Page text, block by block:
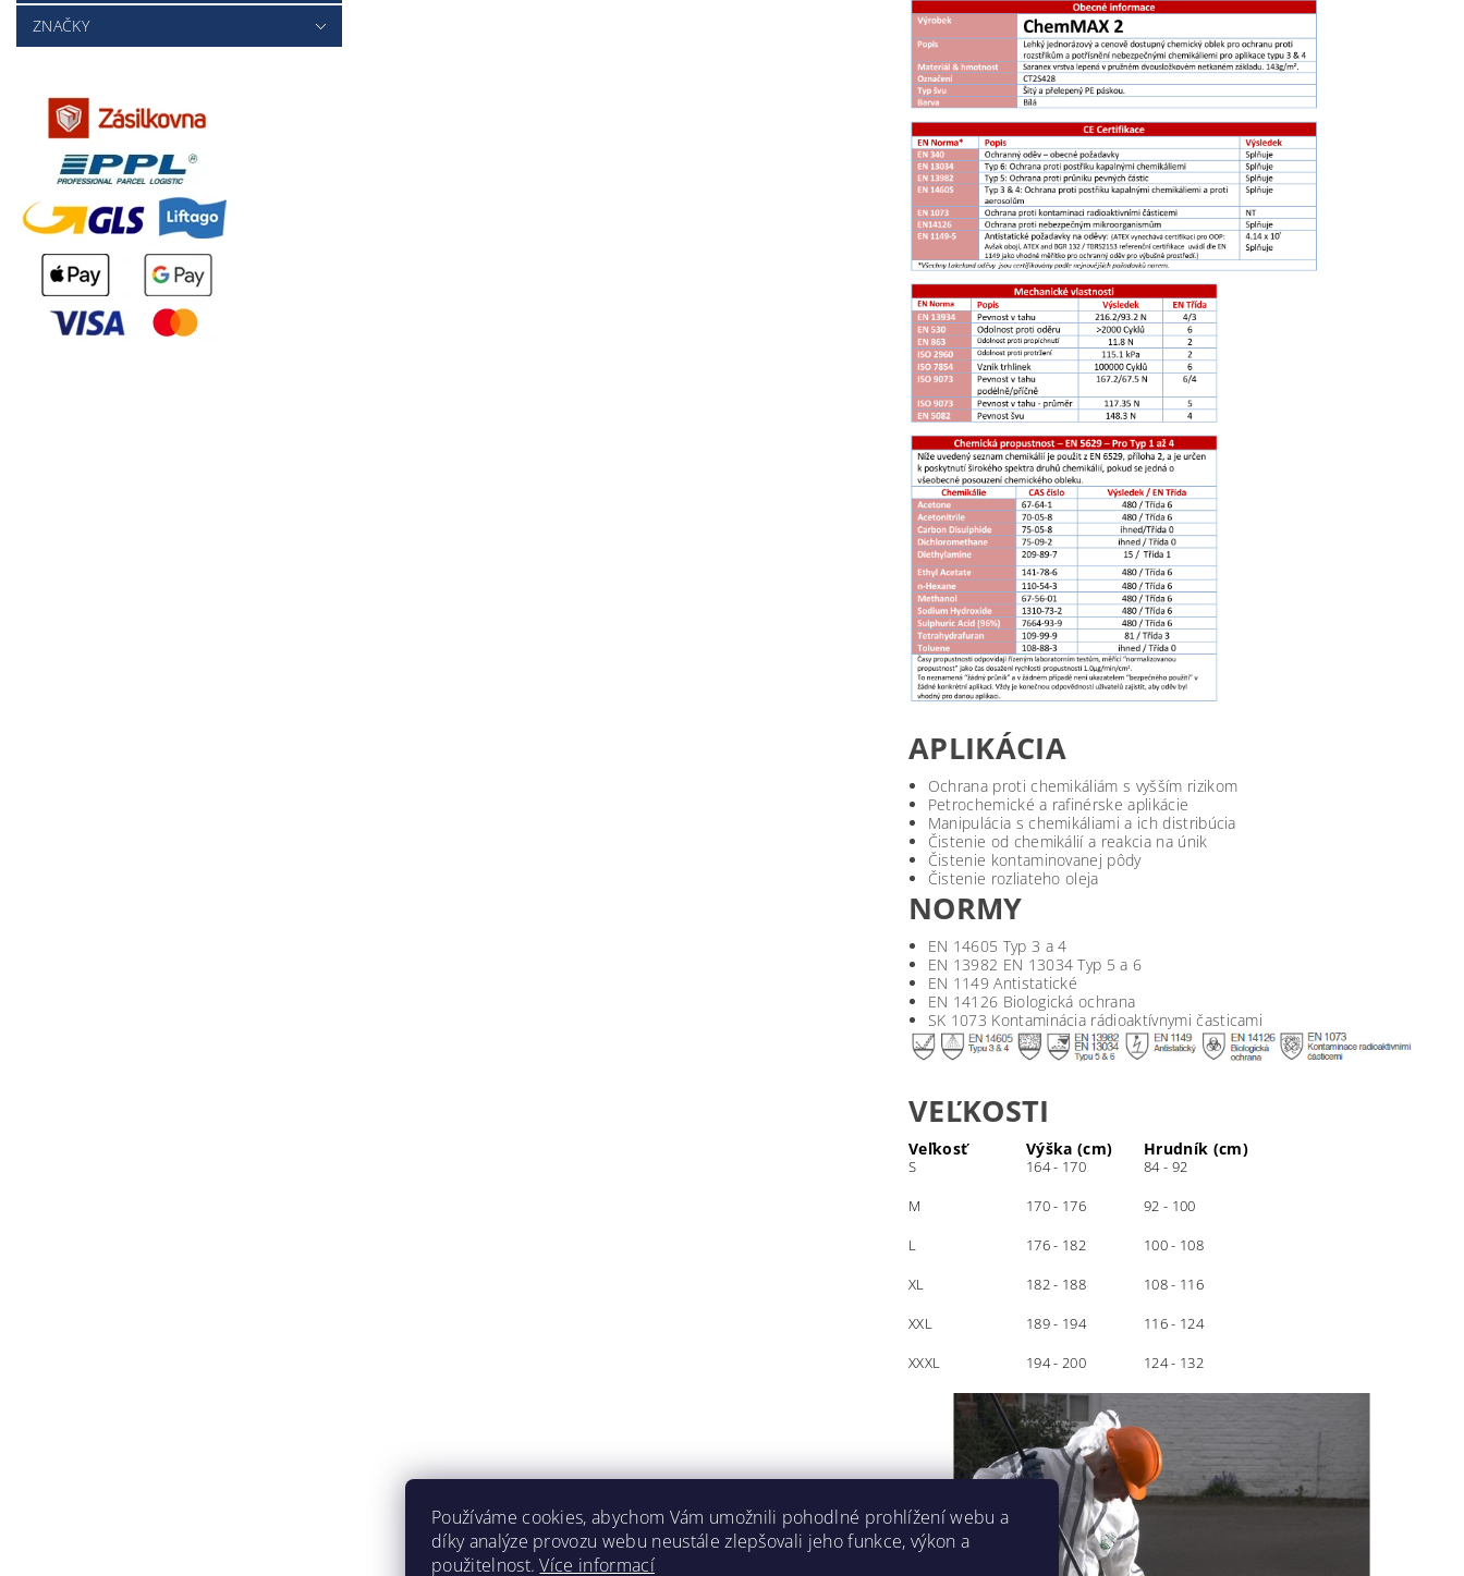
ZNAČKY
APLIKÁCIA
Ochrana proti chemikáliám s vyšším rizikom
Petrochemické a rafinérske aplikácie
Manipulácia s chemikáliami a ich distribúcia
Čistenie od chemikálií a reakcia na únik
Čistenie kontaminovanej pôdy
Čistenie rozliateho oleja
NORMY
EN 14605 Typ 3 a 4
EN 13982 EN 13034 Typ 5 a 6
EN 1149 Antistatické
EN 14126 Biologická ochrana
SK 1073 Kontaminácia rádioaktívnymi časticami
VEĽKOSTI
Veľkosť Výška (cm) Hrudník (cm)
S 164 - 170
84 - 92
M
170 - 176
92 - 100
L
176 - 182
100 - 108
XL
182 - 188
108 - 116
XXL
189 - 194
116 - 124
XXXL
194 - 200 124 - 132
Používáme cookies, abychom Vám umožnili pohodlné prohlížení webu a
díky analýze provozu webu neustále zlepšovali jeho funkce, výkon a
použitelnost.Více informací